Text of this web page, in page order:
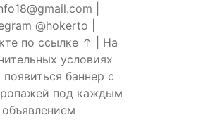
|
@hokerto |
по ссылке ↑ | На
условиях
баннер с
под каждым
объявлением